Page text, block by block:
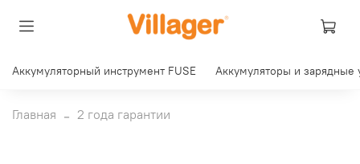
Аккумуляторный инструмент FUSE Аккумуляторы и зарядные
Главная 2 года гарантии